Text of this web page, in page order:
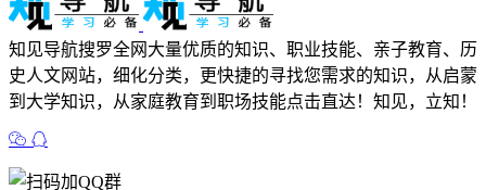
知见导航搜罗全网大量优质的知识、职业技能、亲子教育、历
史人文网站，细化分类，更快捷的寻找您需求的知识，从启蒙
到大学知识，从家庭教育到职场技能点击直达！知见，立知！